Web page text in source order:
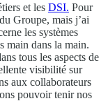
et les DSI. Pour
Groupe, mais j’ai
les systèmes
main dans la main.
tous les aspects de
visibilité sur
aux collaborateurs
pouvoir tenir nos